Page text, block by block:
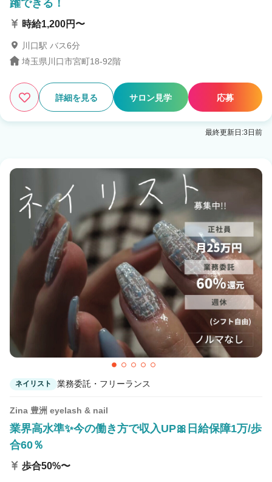
躍できる！
時給1,200円〜
川口駅 バス6分
埼玉県川口市宮町18-92階
詳細を見る サロン見学 応募
最終更新日:3日前
ネイリスト 業務委託・フリーランス
Zina 豊洲 eyelash & nail
業界高水準✨今の働き方で収入UP🎀日給保障1万/歩
合60％
歩合50%〜